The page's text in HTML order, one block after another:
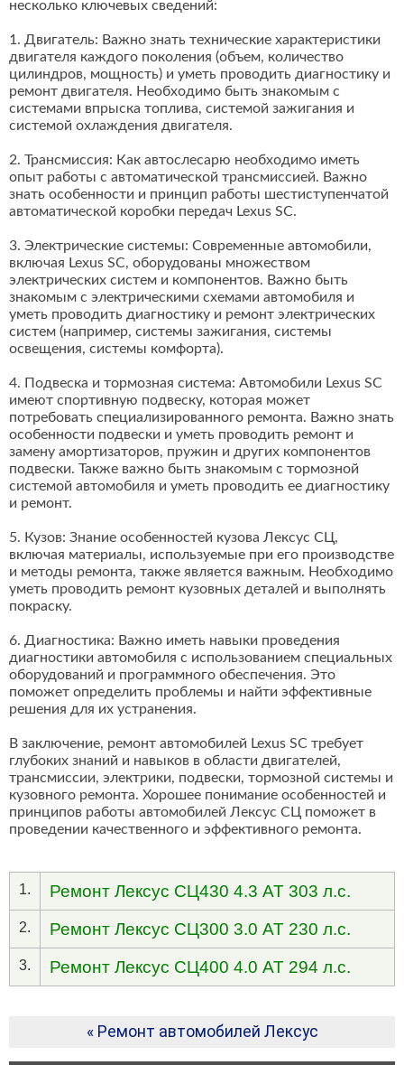
несколько ключевых сведений:
1. Двигатель: Важно знать технические характеристики
двигателя каждого поколения (объем, количество
цилиндров, мощность) и уметь проводить диагностику и
ремонт двигателя. Необходимо быть знакомым с
системами впрыска топлива, системой зажигания и
системой охлаждения двигателя.
2. Трансмиссия: Как автослесарю необходимо иметь
опыт работы с автоматической трансмиссией. Важно
знать особенности и принцип работы шестиступенчатой
автоматической коробки передач Lexus SC.
3. Электрические системы: Современные автомобили,
включая Lexus SC, оборудованы множеством
электрических систем и компонентов. Важно быть
знакомым с электрическими схемами автомобиля и
уметь проводить диагностику и ремонт электрических
систем (например, системы зажигания, системы
освещения, системы комфорта).
4. Подвеска и тормозная система: Автомобили Lexus SC
имеют спортивную подвеску, которая может
потребовать специализированного ремонта. Важно знать
особенности подвески и уметь проводить ремонт и
замену амортизаторов, пружин и других компонентов
подвески. Также важно быть знакомым с тормозной
системой автомобиля и уметь проводить ее диагностику
и ремонт.
5. Кузов: Знание особенностей кузова Лексус СЦ,
включая материалы, используемые при его производстве
и методы ремонта, также является важным. Необходимо
уметь проводить ремонт кузовных деталей и выполнять
покраску.
6. Диагностика: Важно иметь навыки проведения
диагностики автомобиля с использованием специальных
оборудований и программного обеспечения. Это
поможет определить проблемы и найти эффективные
решения для их устранения.
В заключение, ремонт автомобилей Lexus SC требует
глубоких знаний и навыков в области двигателей,
трансмиссии, электрики, подвески, тормозной системы и
кузовного ремонта. Хорошее понимание особенностей и
принципов работы автомобилей Лексус СЦ поможет в
проведении качественного и эффективного ремонта.
1. Ремонт Лексус СЦ430 4.3 AT 303 л.с.
2. Ремонт Лексус СЦ300 3.0 AT 230 л.с.
3. Ремонт Лексус СЦ400 4.0 AT 294 л.с.
« Ремонт автомобилей Лексус